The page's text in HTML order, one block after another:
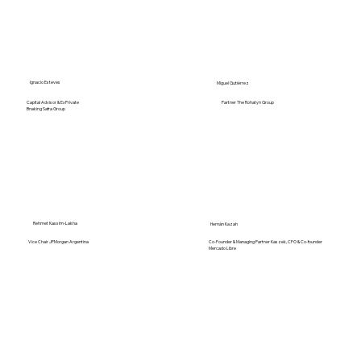
Ignacio Esteves Miguel Gutiérrez
Partner The Rohatyn Group
Capital Advisor & Ex Private
Bnaking Safra Group
Rehmet Kassim-Lakha
Vice Chair JPMorgan Argentina
Hernán Kazah
Co-Founder & Managing Partner Kaszek, CFO & Co-founder
Mercado Libre